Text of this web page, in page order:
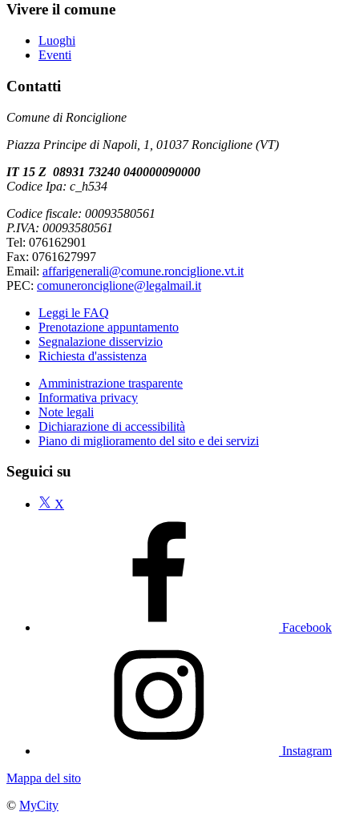
Vivere il comune
Luoghi
Eventi
Contatti
Comune di Ronciglione
Piazza Principe di Napoli, 1, 01037 Ronciglione (VT)
IT 15 Z 08931 73240 040000090000
Codice Ipa: c_h534
Codice fiscale: 00093580561
P.IVA: 00093580561
Tel: 076162901
Fax: 0761627997
Email: affarigenerali@comune.ronciglione.vt.it
PEC: comuneronciglione@legalmail.it
Leggi le FAQ
Prenotazione appuntamento
Segnalazione disservizio
Richiesta d'assistenza
Amministrazione trasparente
Informativa privacy
Note legali
Dichiarazione di accessibilità
Piano di miglioramento del sito e dei servizi
Seguici su
X
Facebook
Instagram
Mappa del sito
© MyCity